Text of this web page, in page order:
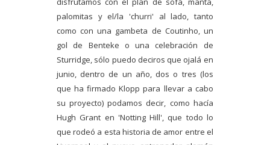
palomitas y el/la 'churri' al lado, tanto
como con una gambeta de Coutinho, un
gol de Benteke o una celebración de
Sturridge, sólo puedo deciros que ojalá en
junio, dentro de un año, dos o tres (los
que ha firmado Klopp para llevar a cabo
su proyecto) podamos decir, como hacía
Hugh Grant en 'Notting Hill', que todo lo
que rodeó a esta historia de amor entre el